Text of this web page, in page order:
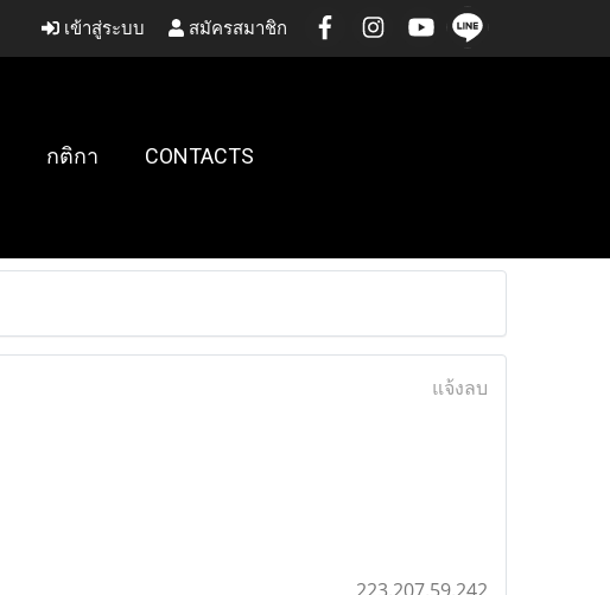
เข้าสู่ระบบ สมัครสมาชิก
กติกา CONTACTS
แจ้งลบ